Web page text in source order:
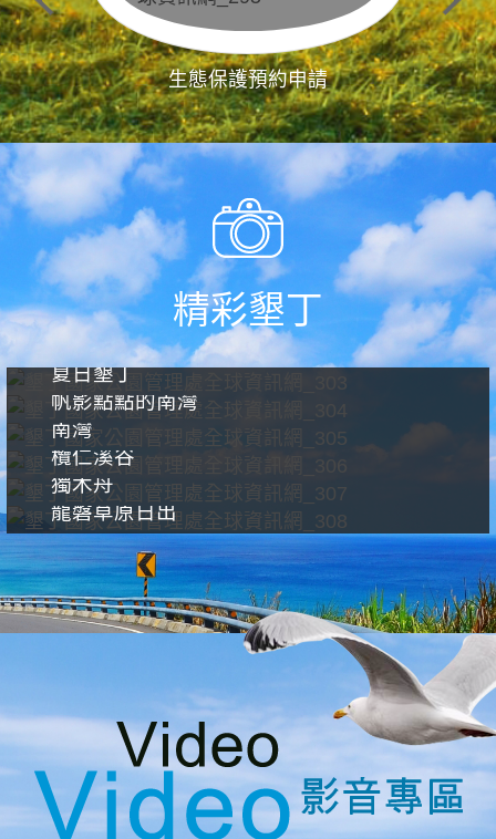
生態保護預約申請
精彩墾丁
夏日墾丁
帆影點點的南灣
南灣
欖仁溪谷
獨木舟
龍磐草原日出